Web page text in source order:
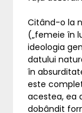
Citând-o la
(„femeie în
ideologia
datului
în
este
acestea, ea
dobândit